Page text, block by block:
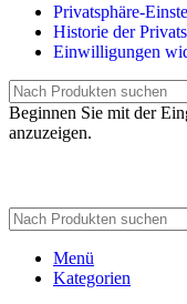
Privatsphäre-
Historie der
Einwilligungen
Beginnen Sie mit der
anzuzeigen.
Menü
Kategorien